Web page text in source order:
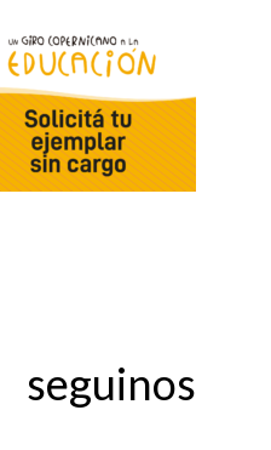
seguinos